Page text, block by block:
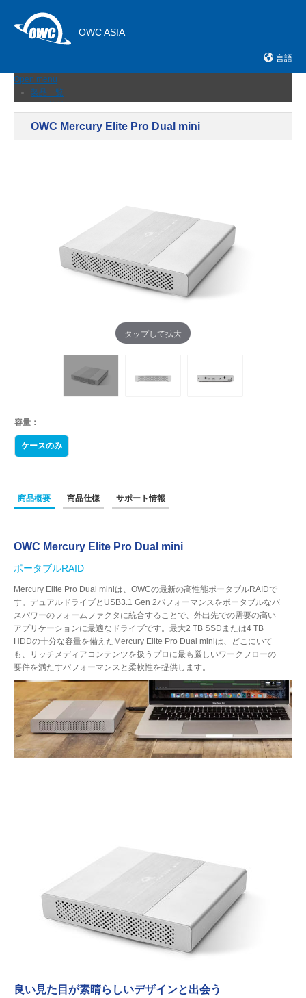
OWC ASIA
言語
Open menu
製品一覧
ネットワークストレージ
お問い合わせ
OWC Mercury Elite Pro Dual mini
タップして拡大
容量：
ケースのみ
商品概要 商品仕様 サポート情報
OWC Mercury Elite Pro Dual mini
ポータブルRAID
Mercury Elite Pro Dual miniは、OWCの最新の高性能ポータブルRAIDで
す。デュアルドライブとUSB3.1 Gen 2パフォーマンスをポータブルなバ
スパワーのフォームファクタに統合することで、外出先での需要の高い
アプリケーションに最適なドライブです。最大2 TB SSDまたは4 TB
HDDの十分な容量を備えたMercury Elite Pro Dual miniは、どこにいて
も、リッチメディアコンテンツを扱うプロに最も厳しいワークフローの
要件を満たすパフォーマンスと柔軟性を提供します。
良い見た目が素晴らしいデザインと出会う